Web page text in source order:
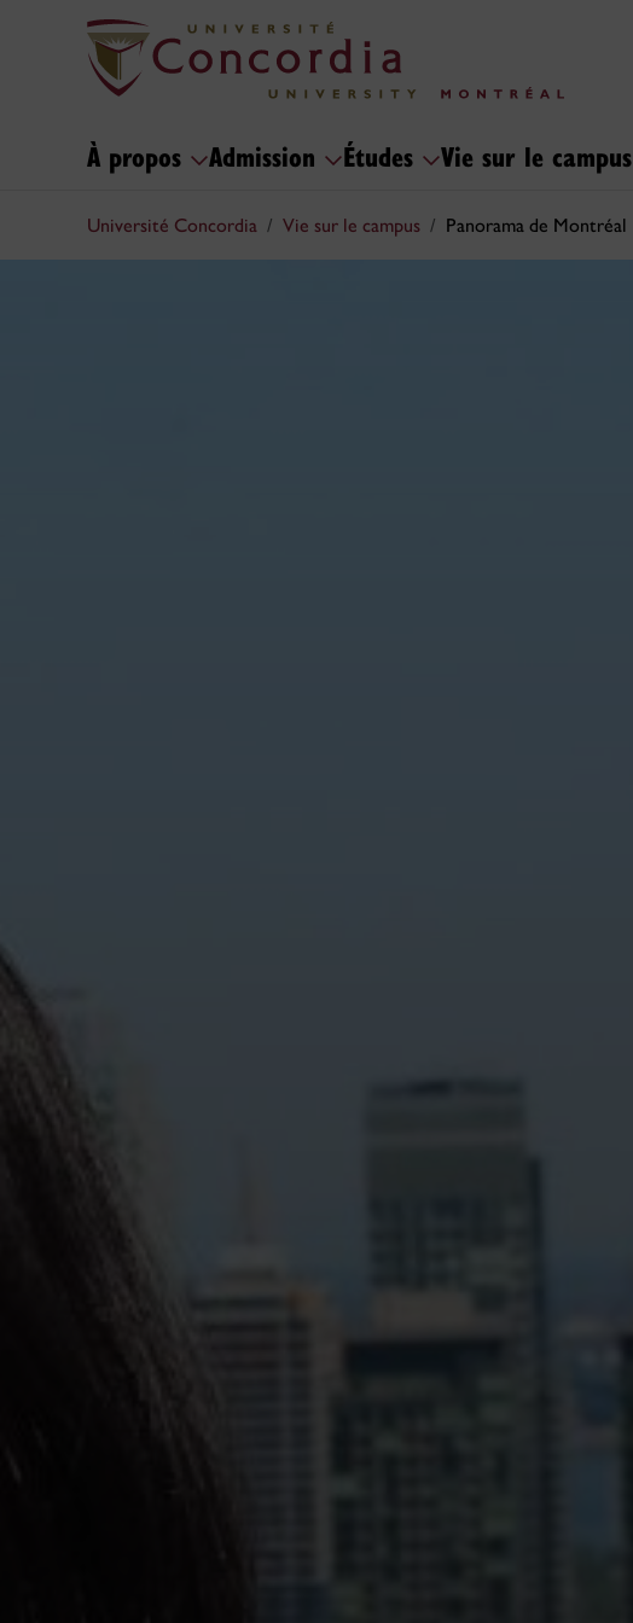
À propos Admission Études Vie sur le campus
Université Concordia Vie sur le campus Panorama de Montréal